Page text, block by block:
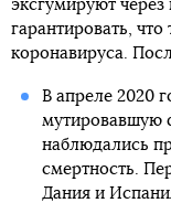
эксгумируют
гарантировать,
коронавируса.
В апреле 2020
мутировавшую
наблюдались
смертность.
Дания и